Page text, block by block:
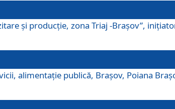
şi producţie, zona Triaj -Braşov”,
alimentaţie publică, Braşov, Poiana